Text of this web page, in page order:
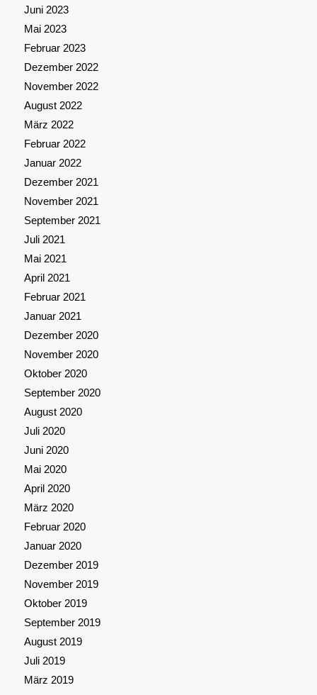
Juni 2023
Mai 2023
Februar 2023
Dezember 2022
November 2022
August 2022
März 2022
Februar 2022
Januar 2022
Dezember 2021
November 2021
September 2021
Juli 2021
Mai 2021
April 2021
Februar 2021
Januar 2021
Dezember 2020
November 2020
Oktober 2020
September 2020
August 2020
Juli 2020
Juni 2020
Mai 2020
April 2020
März 2020
Februar 2020
Januar 2020
Dezember 2019
November 2019
Oktober 2019
September 2019
August 2019
Juli 2019
März 2019